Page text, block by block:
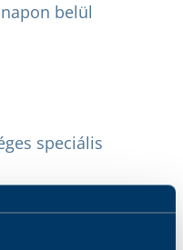
belül
speciális